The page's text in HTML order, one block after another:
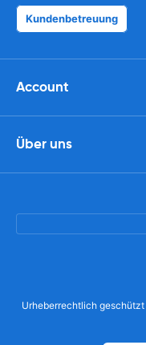
Kundenbetreuung
Account
Über uns
Urheberrechtlich